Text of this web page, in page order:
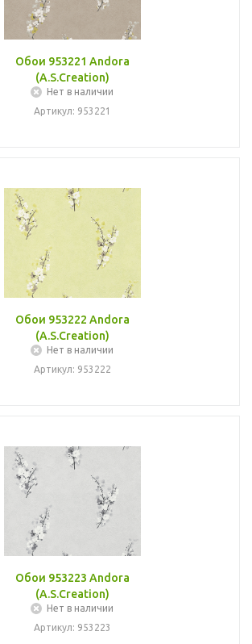
Обои 953221 Andora
(A.S.Creation)
Нет в наличии
Артикул: 953221
Обои 953222 Andora
(A.S.Creation)
Нет в наличии
Артикул: 953222
Обои 953223 Andora
(A.S.Creation)
Нет в наличии
Артикул: 953223